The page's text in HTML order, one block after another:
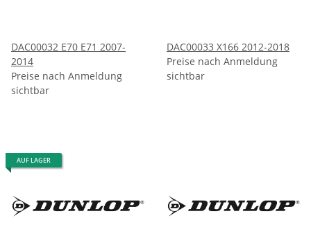
DAC00032 E70 E71 2007-
2014
Preise nach Anmeldung
sichtbar
DAC00033 X166 2012-2018
Preise nach Anmeldung
sichtbar
AUF LAGER